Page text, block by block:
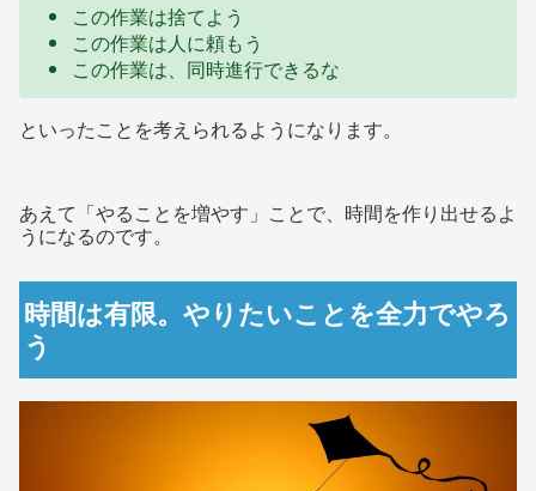
この作業は捨てよう
この作業は人に頼もう
この作業は、同時進行できるな
といったことを考えられるようになります。
あえて「やることを増やす」ことで、時間を作り出せるよ
うになるのです。
時間は有限。やりたいことを全力でやろ
う